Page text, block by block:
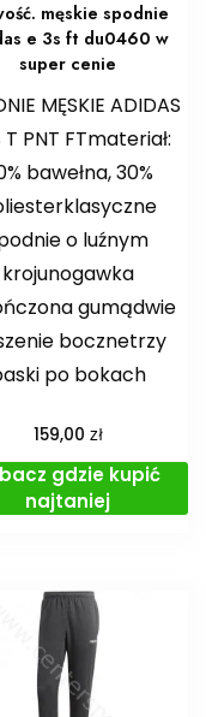
męskie spodnie
e 3s ft du0460 w
super cenie
MĘSKIE ADIDAS
T PNT FTmateriał:
bawełna, 30%
o luźnym
krojunogawka
gumądwie
bocznetrzy
po bokach
159,00 zł
gdzie kupić
najtaniej